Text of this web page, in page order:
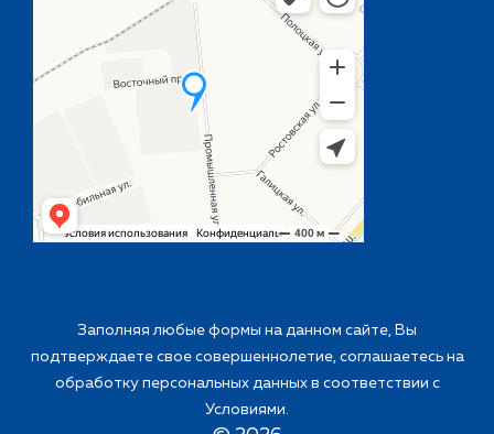
Заполняя любые формы на данном сайте, Вы
подтверждаете свое совершеннолетие, соглашаетесь на
обработку персональных данных в соответствии с
Условиями.